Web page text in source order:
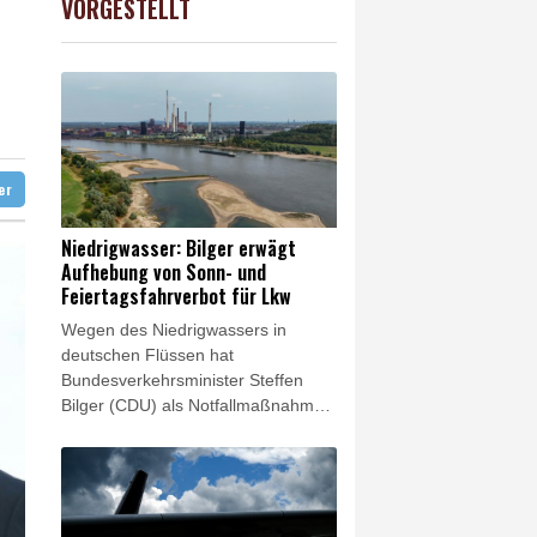
für Lkw
-0.28%
VORGESTELLT
Niedrigwasser: Bilger erwägt
Aufhebung von Sonn- und
Feiertagsfahrverbot für Lkw
Wegen des Niedrigwassers in
deutschen Flüssen hat
Bundesverkehrsminister Steffen
Bilger (CDU) als Notfallmaßnahme
des Sonn- und Feiertagsfahrverbots
für Lastwagen ins Spiel gebracht.
"Ich könnte mir beispielsweise